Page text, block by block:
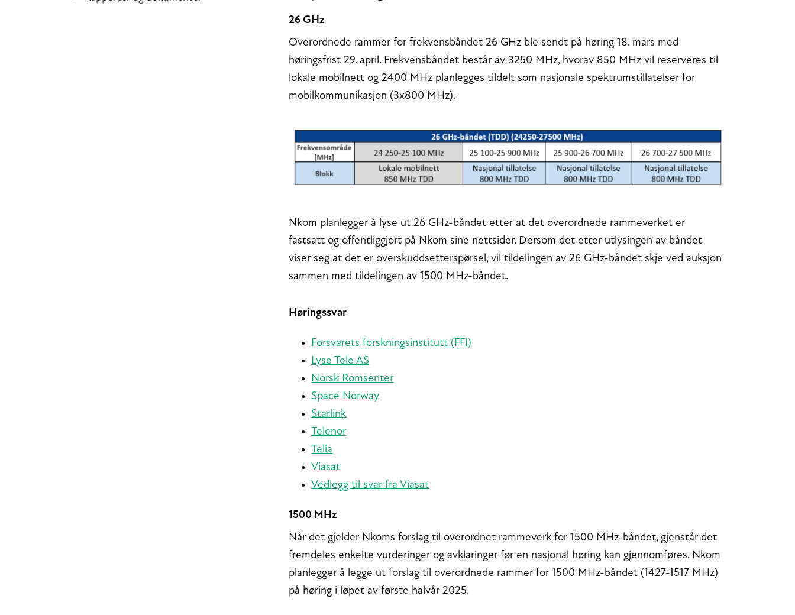
26 GHz
Overordnede rammer for frekvensbåndet 26 GHz ble sendt på høring 18. mars med
høringsfrist 29. april. Frekvensbåndet består av 3250 MHz, hvorav 850 MHz vil reserveres til
lokale mobilnett og 2400 MHz planlegges tildelt som nasjonale spektrumstillatelser for
mobilkommunikasjon (3x800 MHz).
Nkom planlegger å lyse ut 26 GHz-båndet etter at det overordnede rammeverket er
fastsatt og offentliggjort på Nkom sine nettsider. Dersom det etter utlysingen av båndet
viser seg at det er overskuddsetterspørsel, vil tildelingen av 26 GHz-båndet skje ved auksjon
sammen med tildelingen av 1500 MHz-båndet.
Høringssvar
Forsvarets forskningsinstitutt (FFI)
Lyse Tele AS
Norsk Romsenter
Space Norway
Starlink
Telenor
Telia
Viasat
Vedlegg til svar fra Viasat
1500 MHz
Når det gjelder Nkoms forslag til overordnet rammeverk for 1500 MHz-båndet, gjenstår det
fremdeles enkelte vurderinger og avklaringer før en nasjonal høring kan gjennomføres. Nkom
planlegger å legge ut forslag til overordnede rammer for 1500 MHz-båndet (1427-1517 MHz)
på høring i løpet av første halvår 2025.